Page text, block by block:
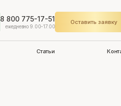
8 800 775-17-51
ежедневно 9.00-17.00
Оставить заявку
Статьи